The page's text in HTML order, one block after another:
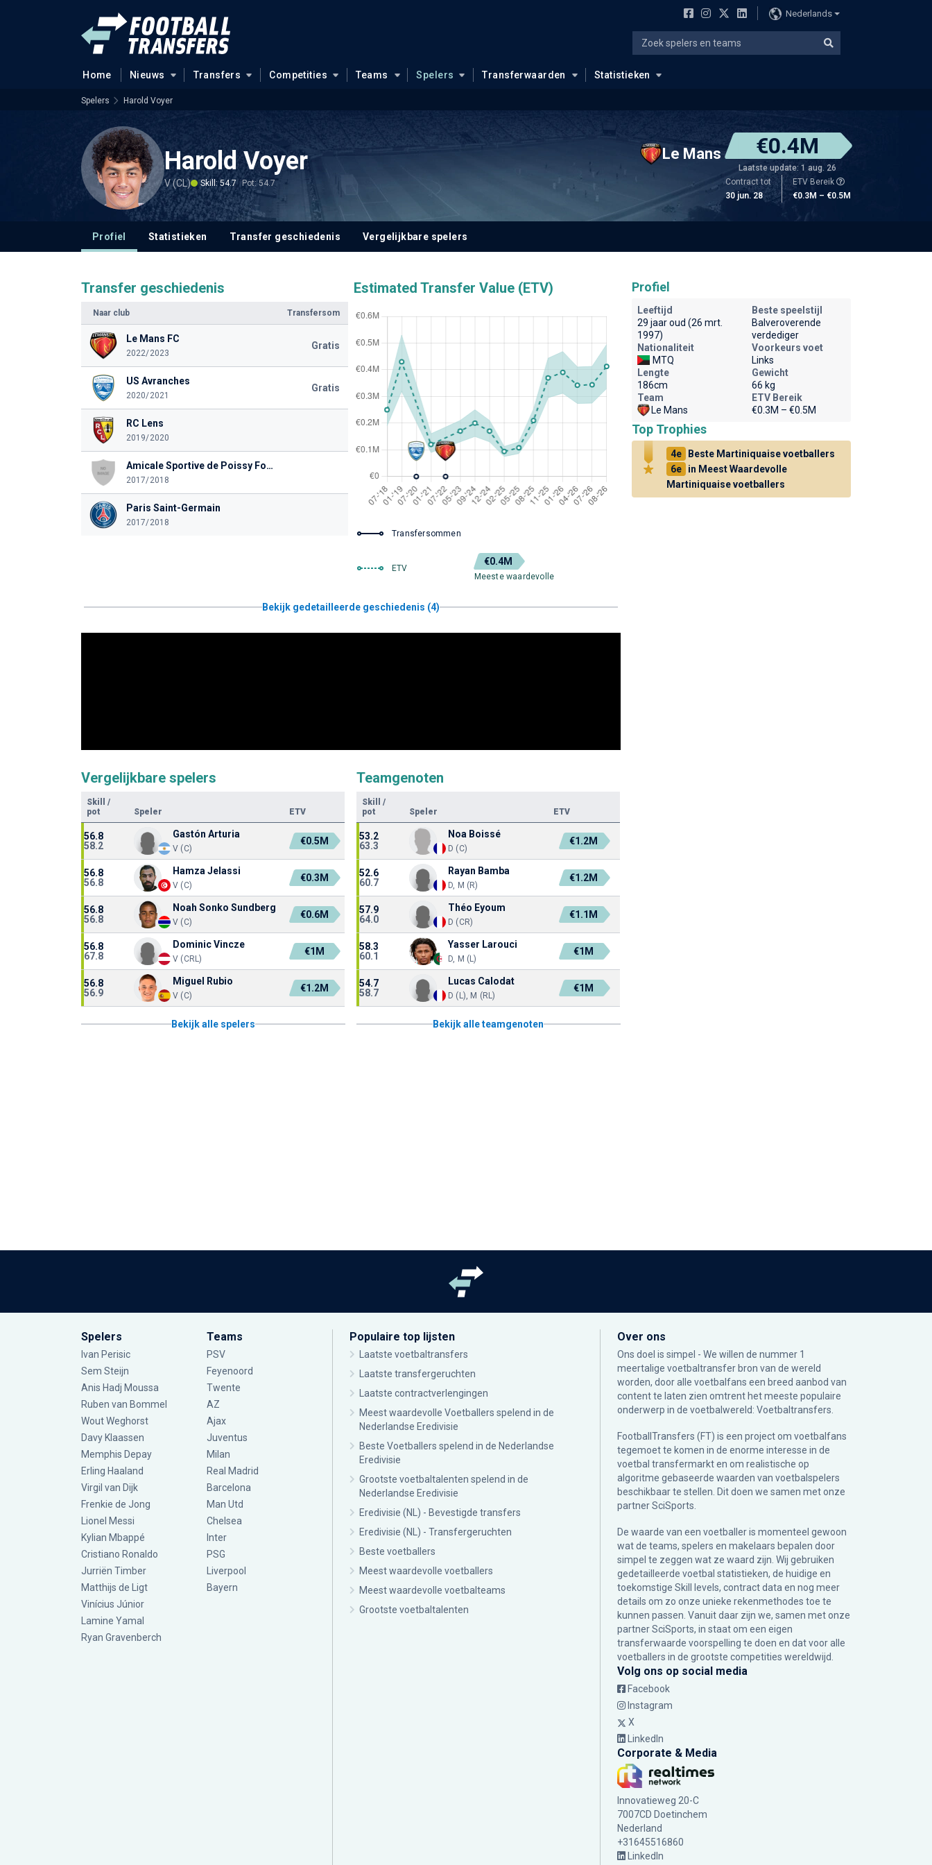
Nederlands
Home Nieuws Transfers Competities Teams Spelers Transferwaarden Statistieken
Spelers Harold Voyer
Harold Voyer
V (CL) Skill: 54.7 Pot: 54.7
Le Mans €0.4M
Laatste update: 1 aug. 26
Contract tot
30 jun. 28
ETV Bereik
€0.3M – €0.5M
Profiel Statistieken Transfer geschiedenis Vergelijkbare spelers
Transfer geschiedenis
Naar club Transfersom
Le Mans FC
2022/2023
Gratis
US Avranches
2020/2021
Gratis
RC Lens
2019/2020
Amicale Sportive de Poissy Football
2017/2018
Paris Saint-Germain
2017/2018
Estimated Transfer Value (ETV)
Transfersommen
ETV
€0.4M
Meeste waardevolle
Bekijk gedetailleerde geschiedenis (4)
Vergelijkbare spelers
Skill
/
pot
Speler ETV
56.8
58.2
Gastón Arturia
V (C)
€0.5M
56.8
56.8
Hamza Jelassi
V (C)
€0.3M
56.8
56.8
Noah Sonko Sundberg
V (C)
€0.6M
56.8
67.8
Dominic Vincze
V (CRL)
€1M
56.8
56.9
Miguel Rubio
V (C)
€1.2M
Bekijk alle spelers
Teamgenoten
Skill
/
pot
Speler ETV
53.2
63.3
Noa Boissé
D (C)
€1.2M
52.6
60.7
Rayan Bamba
D, M (R)
€1.2M
57.9
64.0
Théo Eyoum
D (CR)
€1.1M
58.3
60.1
Yasser Larouci
D, M (L)
€1M
54.7
58.7
Lucas Calodat
D (L), M (RL)
€1M
Bekijk alle teamgenoten
Profiel
Leeftijd
29 jaar oud (26 mrt.
1997)
Beste speelstijl
Balveroverende
verdediger
Nationaliteit
MTQ
Voorkeurs voet
Links
Lengte
186cm
Gewicht
66 kg
Team
Le Mans
ETV Bereik
€0.3M – €0.5M
Top Trophies
4e
Beste Martiniquaise voetballers
6e
in Meest Waardevolle
Martiniquaise voetballers
Spelers
Ivan Perisic
Sem Steijn
Anis Hadj Moussa
Ruben van Bommel
Wout Weghorst
Davy Klaassen
Memphis Depay
Erling Haaland
Virgil van Dijk
Frenkie de Jong
Lionel Messi
Kylian Mbappé
Cristiano Ronaldo
Jurriën Timber
Matthijs de Ligt
Vinícius Júnior
Lamine Yamal
Ryan Gravenberch
Teams
PSV
Feyenoord
Twente
AZ
Ajax
Juventus
Milan
Real Madrid
Barcelona
Man Utd
Chelsea
Inter
PSG
Liverpool
Bayern
Populaire top lijsten
Laatste voetbaltransfers
Laatste transfergeruchten
Laatste contractverlengingen
Meest waardevolle Voetballers spelend in de
Nederlandse Eredivisie
Beste Voetballers spelend in de Nederlandse
Eredivisie
Grootste voetbaltalenten spelend in de
Nederlandse Eredivisie
Eredivisie (NL) - Bevestigde transfers
Eredivisie (NL) - Transfergeruchten
Beste voetballers
Meest waardevolle voetballers
Meest waardevolle voetbalteams
Grootste voetbaltalenten
Over ons
Ons doel is simpel - We willen de nummer 1
meertalige voetbaltransfer bron van de wereld
worden, door alle voetbalfans een breed aanbod van
content te laten zien omtrent het meeste populaire
onderwerp in de voetbalwereld: Voetbaltransfers.
FootballTransfers (FT) is een project om voetbalfans
tegemoet te komen in de enorme interesse in de
voetbal transfermarkt en om realistische op
algoritme gebaseerde waarden van voetbalspelers
beschikbaar te stellen. Dit doen we samen met onze
partnerSciSports
De waarde van een voetballer is momenteel gewoon
wat de teams, spelers en makelaars bepalen door
simpel te zeggen wat ze waard zijn. Wij gebruiken
gedetailleerde voetbal statistieken, de huidige en
toekomstige Skill levels, contract data en nog meer
details om zo onze unieke rekenmethodes toe te
kunnen passen. Vanuit daar zijn we, samen met onze
partner SciSports, in staat om een eigen
transferwaarde voorspelling te doen en dat voor alle
voetballers in de grootste competities wereldwijd.
Volg ons op social media
Facebook
Instagram
X
LinkedIn
Corporate & Media
Innovatieweg 20-C
7007CD Doetinchem
Nederland
+31645516860
LinkedIn